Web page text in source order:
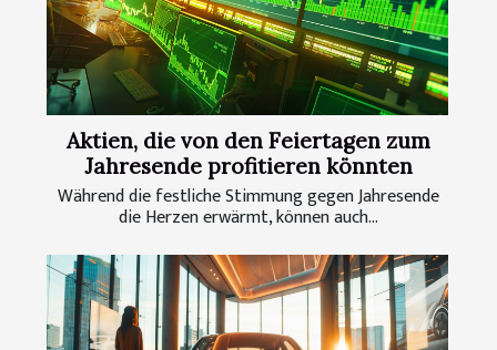
Aktien, die von den Feiertagen zum
Jahresende profitieren könnten
Während die festliche Stimmung gegen Jahresende
die Herzen erwärmt, können auch...